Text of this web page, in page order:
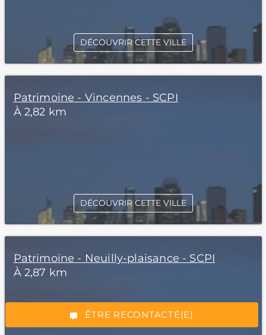
“Excellent”, 165 avis
ÊTRE RECONTACTÉ(E)
DÉCOUVRIR CETTE VILLE
Patrimoine - Vincennes - SCPI
À 2,82 km
DÉCOUVRIR CETTE VILLE
Patrimoine - Neuilly-plaisance - SCPI
À 2,87 km